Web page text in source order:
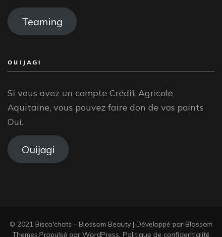
Teaming
OUIJAGI
Si vous avez un compte Crédit Agricole
Aquitaine, vous pouvez faire don de vos points
Oui.
Ouijagi
© 2021 Bisca'chats - Blossom Beauty | Développé par Blossom
Themes.Propulsé par WordPress. Politique de confidentialité